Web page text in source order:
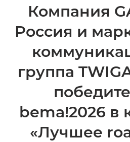
Компания
Россия и
группа
bema!2026 в
«Лучшее